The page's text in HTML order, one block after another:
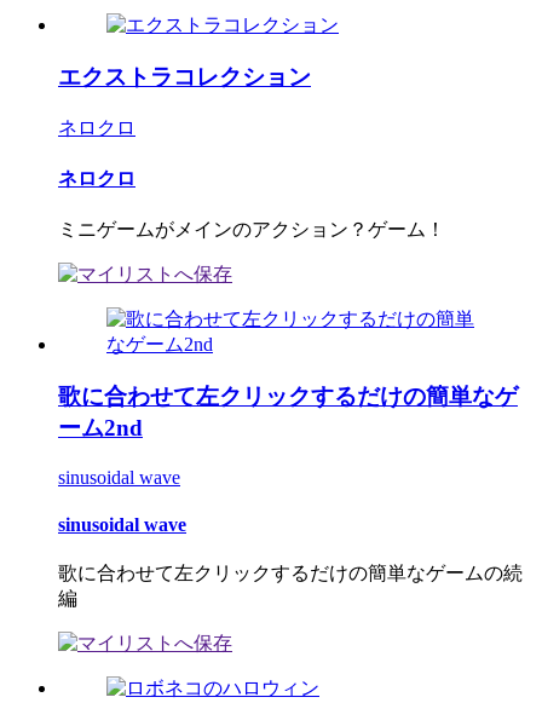
エクストラコレクション
ネロクロ
ネロクロ
ミニゲームがメインのアクション？ゲーム！
歌に合わせて左クリックするだけの簡単なゲ
ーム2nd
sinusoidal wave
sinusoidal wave
歌に合わせて左クリックするだけの簡単なゲームの続
編